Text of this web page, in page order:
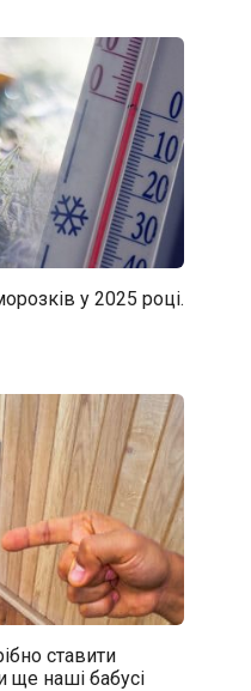
у 2025 році.
ставити
ще наші бабусі